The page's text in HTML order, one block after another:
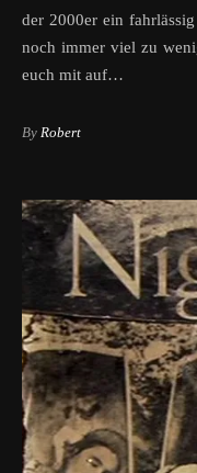
der 2000er ein
noch immer viel zu
euch mit auf…
By Robert